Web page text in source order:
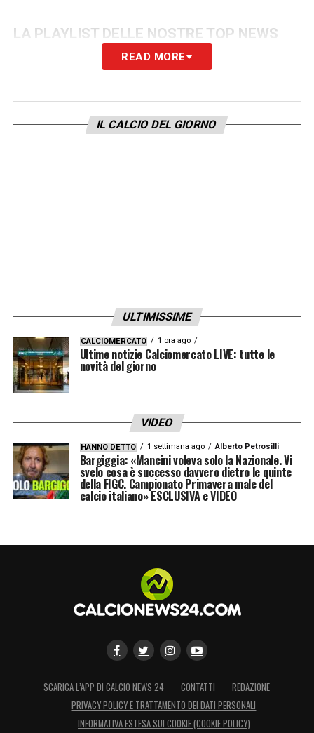
LA PLAYLIST DELLE NOSTRE TOP NEWS
READ MORE
IL CALCIO DEL GIORNO
ULTIMISSIME
CALCIOMERCATO 1 ora ago
Ultime notizie Calciomercato LIVE: tutte le
novità del giorno
VIDEO
HANNO DETTO 1 settimana ago Alberto Petrosilli
Bargiggia: «Mancini voleva solo la Nazionale. Vi
svelo cosa è successo davvero dietro le quinte
della FIGC. Campionato Primavera male del
calcio italiano» ESCLUSIVA e VIDEO
SCARICA L’APP DI CALCIO NEWS 24 CONTATTI
REDAZIONE
PRIVACY POLICY E TRATTAMENTO DEI DATI PERSONALI
INFORMATIVA ESTESA SUI COOKIE (COOKIE POLICY)